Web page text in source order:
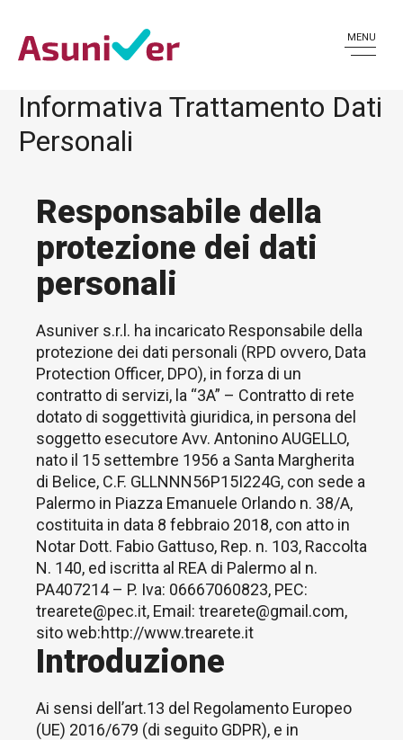
MENU
Informativa Trattamento Dati
Personali
Responsabile della
protezione dei dati
personali
Asuniver s.r.l. ha incaricato Responsabile della
protezione dei dati personali (RPD ovvero, Data
Protection Officer, DPO), in forza di un
contratto di servizi, la “3A” – Contratto di rete
dotato di soggettività giuridica, in persona del
soggetto esecutore Avv. Antonino AUGELLO,
nato il 15 settembre 1956 a Santa Margherita
di Belice, C.F. GLLNNN56P15I224G, con sede a
Palermo in Piazza Emanuele Orlando n. 38/A,
costituita in data 8 febbraio 2018, con atto in
Notar Dott. Fabio Gattuso, Rep. n. 103, Raccolta
N. 140, ed iscritta al REA di Palermo al n.
PA407214 – P. Iva: 06667060823, PEC:
trearete@pec.it, Email: trearete@gmail.com,
sito web:http://www.trearete.it
Introduzione
Ai sensi dell’art.13 del Regolamento Europeo
(UE) 2016/679 (di seguito GDPR), e in